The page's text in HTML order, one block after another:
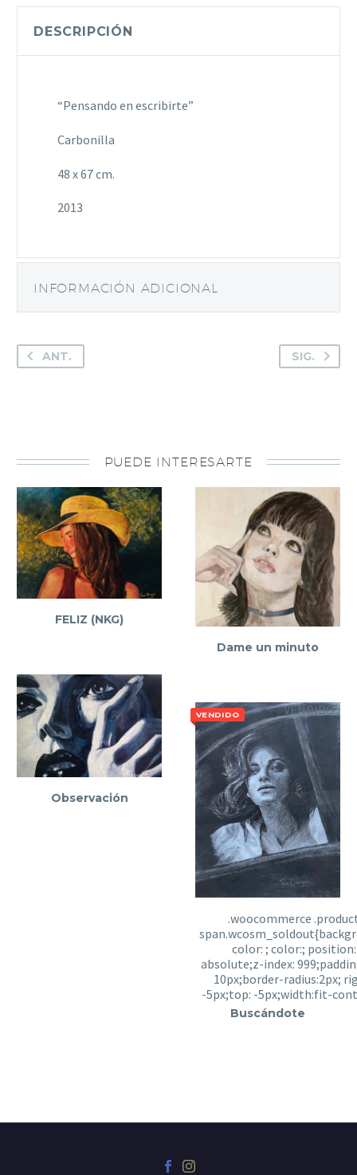
DESCRIPCIÓN
“Pensando en escribirte”
Carbonilla
48 x 67 cm.
2013
INFORMACIÓN ADICIONAL
ANT. SIG.
PUEDE INTERESARTE
FELIZ (NKG)
Dame un minuto
Observación
VENDIDO VENDIDO
Buscándote